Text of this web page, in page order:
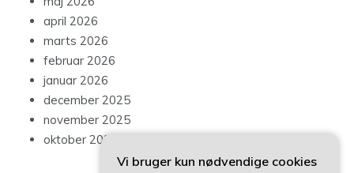
april 2026
marts 2026
februar 2026
januar 2026
december 2025
november 2025
oktober 2025
Vi bruger kun nødvendige cookies